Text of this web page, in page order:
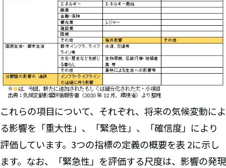
これらの項目について、それぞれ、将来の気候変動によ
る影響を「重大性」、「緊急性」、「確信度」により
評価しています。3つの指標の定義の概要を表 2に示し
ます。なお、「緊急性」を評価する尺度は、影響の発現